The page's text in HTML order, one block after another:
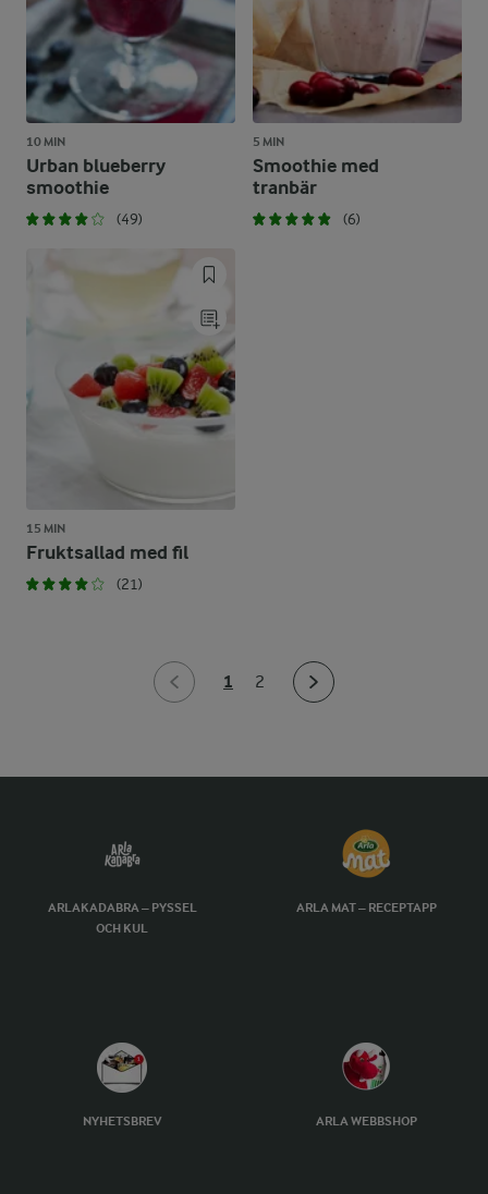
10 MIN
Urban blueberry
smoothie
(49)
5 MIN
Smoothie med
tranbär
(6)
15 MIN
Fruktsallad med fil
(21)
1 2
ARLAKADABRA – PYSSEL
OCH KUL
ARLA MAT – RECEPTAPP
NYHETSBREV ARLA WEBBSHOP